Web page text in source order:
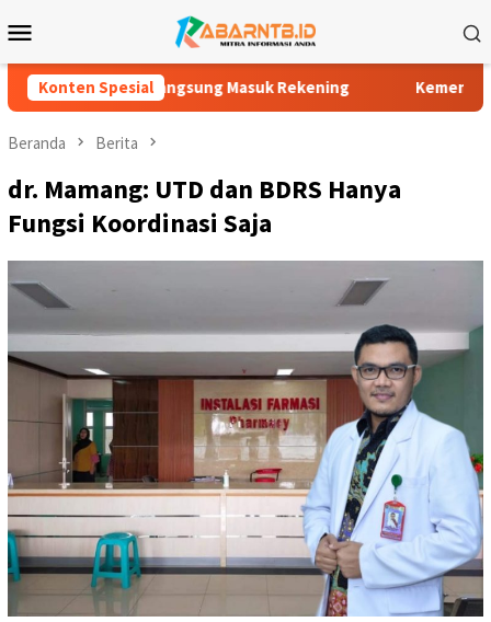
ke
Mobile
Konten Spesial
Masuk Rekening Kemenag Loteng Pastikan
Beranda Berita
dr. Mamang: UTD dan BDRS Hanya
Fungsi Koordinasi Saja